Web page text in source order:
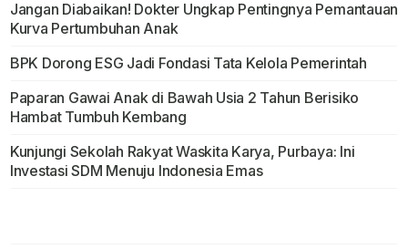
Jangan Diabaikan! Dokter Ungkap Pentingnya Pemantauan
Kurva Pertumbuhan Anak
BPK Dorong ESG Jadi Fondasi Tata Kelola Pemerintah
Paparan Gawai Anak di Bawah Usia 2 Tahun Berisiko
Hambat Tumbuh Kembang
Kunjungi Sekolah Rakyat Waskita Karya, Purbaya: Ini
Investasi SDM Menuju Indonesia Emas